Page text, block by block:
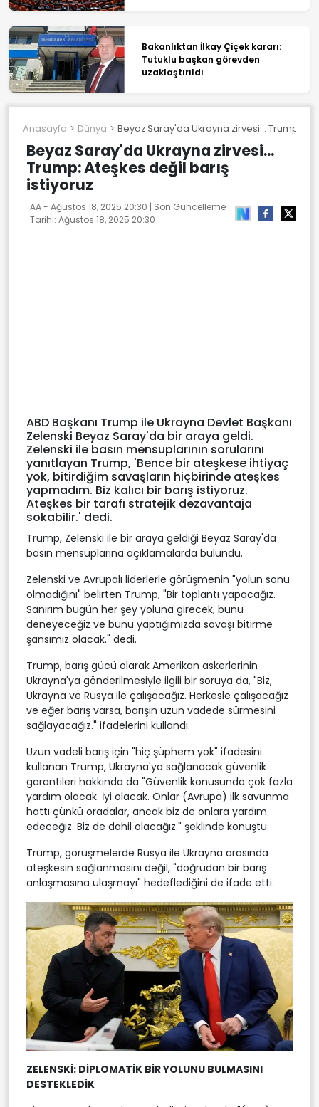
Bakanlıktan İlkay Çiçek kararı:
Tutuklu başkan görevden
uzaklaştırıldı
Anasayfa Dünya Beyaz Saray'da Ukrayna zirvesi... Trump:
Beyaz Saray'da Ukrayna zirvesi...
Trump: Ateşkes değil barış
istiyoruz
AA - Ağustos 18, 2025 20:30 | Son Güncelleme
Tarihi: Ağustos 18, 2025 20:30
ABD Başkanı Trump ile Ukrayna Devlet Başkanı
Zelenski Beyaz Saray'da bir araya geldi.
Zelenski ile basın mensuplarının sorularını
yanıtlayan Trump, 'Bence bir ateşkese ihtiyaç
yok, bitirdiğim savaşların hiçbirinde ateşkes
yapmadım. Biz kalıcı bir barış istiyoruz.
Ateşkes bir tarafı stratejik dezavantaja
sokabilir.' dedi.
Trump, Zelenski ile bir araya geldiği Beyaz Saray'da
basın mensuplarına açıklamalarda bulundu.
Zelenski ve Avrupalı liderlerle görüşmenin "yolun sonu
olmadığını" belirten Trump, "Bir toplantı yapacağız.
Sanırım bugün her şey yoluna girecek, bunu
deneyeceğiz ve bunu yaptığımızda savaşı bitirme
şansımız olacak." dedi.
Trump, barış gücü olarak Amerikan askerlerinin
Ukrayna'ya gönderilmesiyle ilgili bir soruya da, "Biz,
Ukrayna ve Rusya ile çalışacağız. Herkesle çalışacağız
ve eğer barış varsa, barışın uzun vadede sürmesini
sağlayacağız." ifadelerini kullandı.
Uzun vadeli barış için "hiç şüphem yok" ifadesini
kullanan Trump, Ukrayna'ya sağlanacak güvenlik
garantileri hakkında da "Güvenlik konusunda çok fazla
yardım olacak. İyi olacak. Onlar (Avrupa) ilk savunma
hattı çünkü oradalar, ancak biz de onlara yardım
edeceğiz. Biz de dahil olacağız." şeklinde konuştu.
Trump, görüşmelerde Rusya ile Ukrayna arasında
ateşkesin sağlanmasını değil, "doğrudan bir barış
anlaşmasına ulaşmayı" hedeflediğini de ifade etti.
ZELENSKİ: DİPLOMATİK BİR YOLUNU BULMASINI
DESTEKLEDİK